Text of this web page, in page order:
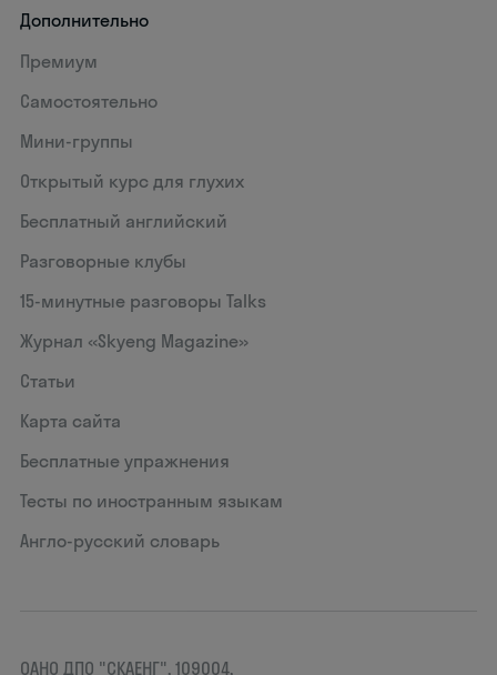
Дополнительно
Премиум
Самостоятельно
Мини-группы
Открытый курс для глухих
Бесплатный английский
Разговорные клубы
15‑минутные разговоры Talks
Журнал «Skyeng Magazine»
Статьи
Карта сайта
Бесплатные упражнения
Тесты по иностранным языкам
Англо-русский словарь
ОАНО ДПО "СКАЕНГ", 109004,